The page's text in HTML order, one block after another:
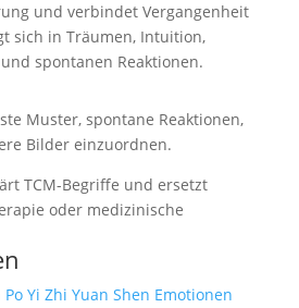
und verbindet Vergangenheit
sich in Träumen, Intuition,
spontanen Reaktionen.
Muster, spontane Reaktionen,
Bilder einzuordnen.
TCM-Begriffe und ersetzt
oder medizinische
Po Yi Zhi Yuan Shen Emotionen